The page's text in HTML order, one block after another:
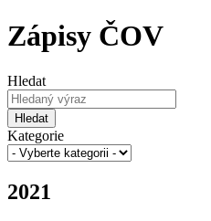
Zápisy ČOV
Hledat
Hledat
Kategorie
2021